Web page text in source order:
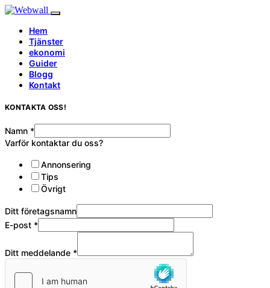
Hem
Tjänster
ekonomi
Guider
Blogg
Kontakt
KONTAKTA OSS!
Namn *
Varför kontaktar du oss?
Annonsering
Tips
Övrigt
Ditt företagsnamn
E-post *
Ditt meddelande *